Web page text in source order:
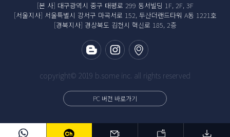
기업용
[본 사] 대구광역시 중구 태평로 299 동서빌딩 1F, 2F, 3F
[서울지사] 서울특별시 강서구 마곡서로 152, 두산더랜드타워 A동 1221호
[경북지사] 경상북도 김천시 혁신로 185, 2층
copyright© 2019 b.some inc. all rights reserved
PC 버전 바로가기